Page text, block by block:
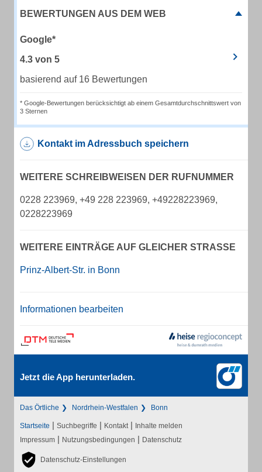
BEWERTUNGEN AUS DEM WEB
Google*
4.3 von 5
basierend auf 16 Bewertungen
* Google-Bewertungen berücksichtigt ab einem Gesamtdurchschnittswert von
3 Sternen
Kontakt im Adressbuch speichern
WEITERE SCHREIBWEISEN DER RUFNUMMER
0228 223969, +49 228 223969, +49228223969,
0228223969
WEITERE EINTRÄGE AUF GLEICHER STRASSE
Prinz-Albert-Str. in Bonn
Informationen bearbeiten
Jetzt die App herunterladen.
Das Örtliche Nordrhein-Westfalen Bonn
Startseite | Suchbegriffe | Kontakt | Inhalte melden
Impressum | Nutzungsbedingungen | Datenschutz
Datenschutz-Einstellungen